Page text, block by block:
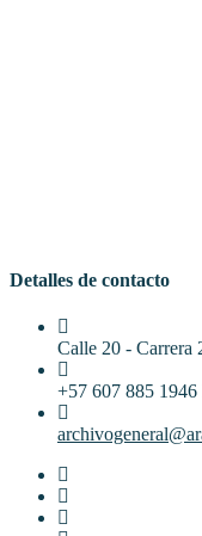
Detalles de contacto
Calle 20 - Carrera
+57 607 885